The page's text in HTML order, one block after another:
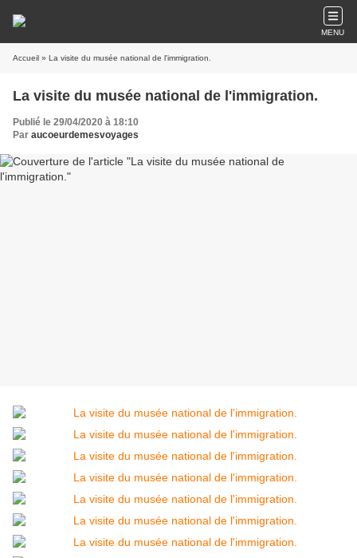
MENU
Accueil » La visite du musée national de l'immigration.
La visite du musée national de l'immigration.
Publié le 29/04/2020 à 18:10
Par aucoeurdemesvoyages